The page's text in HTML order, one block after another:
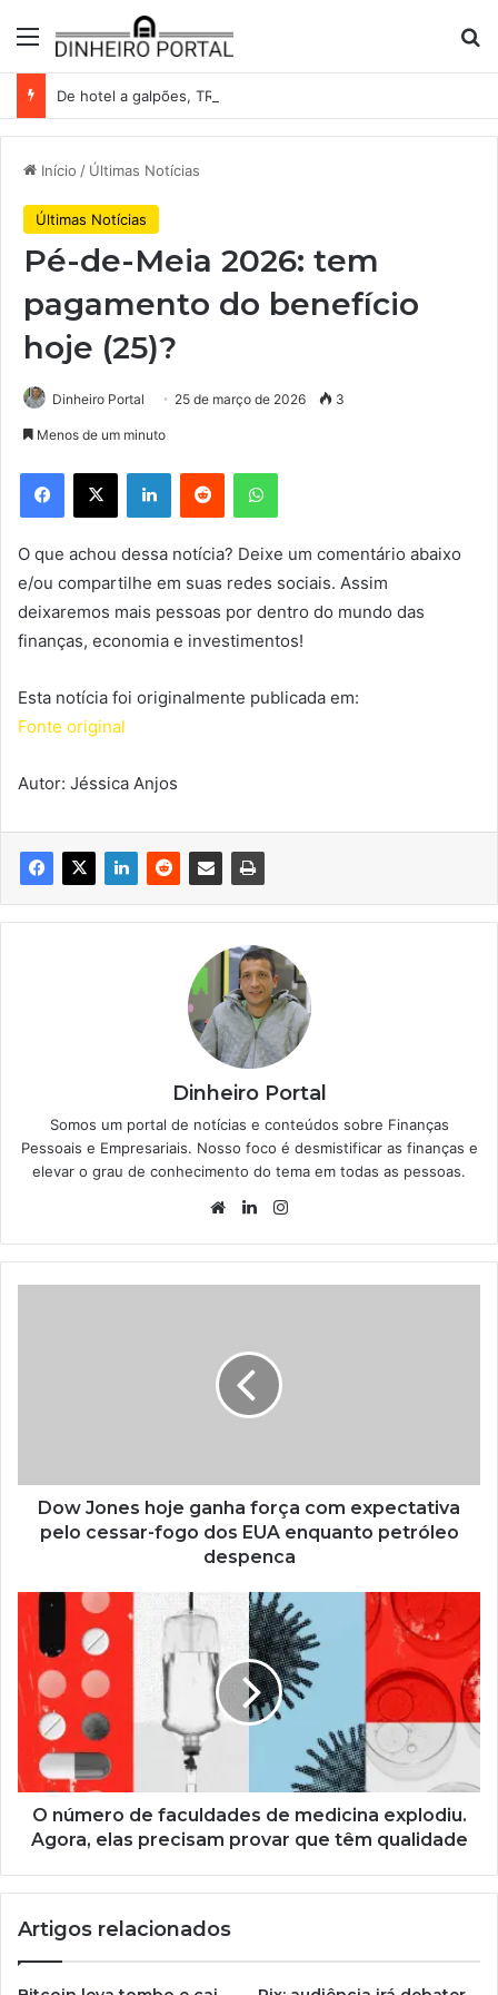
Menu
Início / Últimas Notícias
Últimas Notícias
Pé-de-Meia 2026: tem
pagamento do benefício
hoje (25)?
Dinheiro Portal 25 de março de 2026 3
Menos de um minuto
Facebook
X LinkedinReddit WhatsApp
O que achou dessa notícia? Deixe um comentário abaixo
e/ou compartilhe em suas redes sociais. Assim
deixaremos mais pessoas por dentro do mundo das
finanças, economia e investimentos!
Esta notícia foi originalmente publicada em:
Fonte original
Autor: Jéssica Anjos
Dinheiro Portal
Somos um portal de notícias e conteúdos sobre Finanças
Pessoais e Empresariais. Nosso foco é desmistificar as finanças e
elevar o grau de conhecimento do tema em todas as pessoas.
WebsiteLinkedin
Dow Jones hoje ganha força com expectativa
pelo cessar-fogo dos EUA enquanto petróleo
despenca
O número de faculdades de medicina explodiu.
Agora, elas precisam provar que têm qualidade
Artigos relacionados